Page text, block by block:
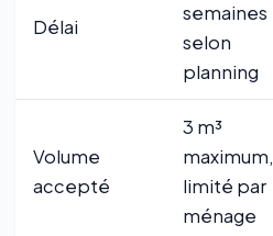
Délai
semaines
selon
planning
Volume
accepté
3 m³
maximum,
limité par
ménage